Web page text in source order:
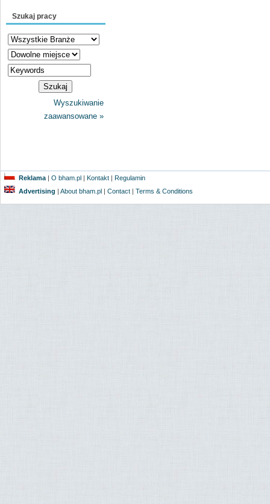
Szukaj pracy
Wyszukiwanie
zaawansowane »
Reklama | O bham.pl | Kontakt | Regulamin
Advertising | About bham.pl | Contact | Terms & Conditions